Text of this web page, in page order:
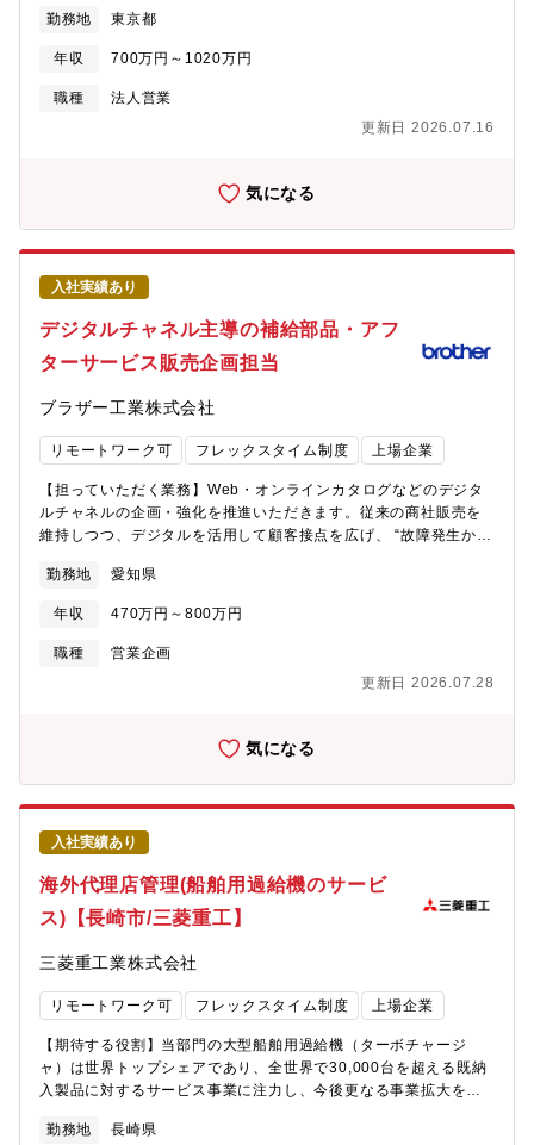
ーな対応や行動力を重視してきた当社だからこそ、「安全安心な
両立させることが出来ています。【働き方/福利厚生】■中途採用
有)■4年連続ベースアップ2023年4月には13,000円/月、2024年4
月には14,000円/月、2025年4月には15,000円/月、2026年4月に
時行っております。今後もより良い労働環境や成長環境の整備を
開拓を推進すべく、東日本営業部の中核を担う「営業部長クラ
ス」をお迎えします。【ミッション/業務内容】東日本エリアの営
業責任者として、大手小売・量販店との関係構築および売上拡大
をリードいただきます。単なる営業にとどまらず、戦略立案～顧
手量販店・GMS・スーパー各社との中長期的な関係構築・既存取
東日本エリアにおける営業戦略の推進・実行【配属組織】東日本
営業部【ポジションの魅力】■業界トップシェア商材強い商品力を
武器に、大手顧客とのビジネスをリード■プライム上場×急成長フ
ェーズ新工場稼働や販路拡大など変革フェーズに参画可能■裁量の
大きさ部長クラスとして戦略・営業・組織に影響力を発揮■長期的
な関係構築型営業単発ではなく、継続的に価値を発揮できる環境
【同社の特徴】～「大切なひとに、飲ませたいものだけを」をス
ローガンに、お客様の暮らしに寄り添う事業を推進～同社は1951
年創業のペットボトル飲料メーカーです。イオンや西友など大手
自のビジネスモデルで高品質、低価格を実現し、ミネラルウォー
ターの製造では業界トップシェアを誇ります。業績も好調で22年
12月には東証スタンダード市場へ上場、23年6月には東証プライ
を維持しております。創業70年以上が経過し、積み重ねてきた確
かな実績やノウハウがある一方、過去に執着しない自由な社内風
土があります。縦割りの組織運営ではなく、変化へのスピーディ
ーな対応や行動力を重視してきた当社だからこそ、「安全安心な
両立させることが出来ています。【働き方/福利厚生】■中途採用
有)■4年連続ベースアップ2023年4月には13,000円/月、2024年4
月には14,000円/月、2025年4月には15,000円/月、2026年4月に
時行っております。今後もより良い労働環境や成長環境の整備を
勤務地 東京都
年収 700万円～1020万円
職種
法人営業
更新日 2026.07.16
気になる
入社実績あり
デジタルチャネル主導の補給部品・アフ
ターサービス販売企画担当
ブラザー工業株式会社
リモートワーク可 フレックスタイム制度 上場企業
【担っていただく業務】Web・オンラインカタログなどのデジタ
ルチャネルの企画・強化を推進いただきます。従来の商社販売を
維持しつつ、デジタルを活用して顧客接点を広げ、 “故障発生から
だきます。 主業務 ・Webサイト/オンラインカタログの企画・改
善・運用方針策定 ・顧客が「探しやすい・注文しやすい」仕組み
の設計 ・デジタルマーケティングの活用（行動データ分析、情報
配信など） ・Web×商社のハイブリッド販売モデルの最適化 ・故
の基本的な販売企画、需要予測、価格戦略 ・国内倉庫/海外現法/
故障データを活用した販売機会創出【将来的なキャリアパス】
Web活用・オンラインチャネルの企画リーダー、 デジタルサービ
ス企画・新規ビジネス立ち上げ・補給部品・アフターサービスの
企画リーダー【仕事の進め方】 営業、サービス、技術、物流、商
社、海外現法（中国・インド）、その他地域の販売店と協働し、
Webを中心としたサービス強化施策を企画します。 「いかに早く
故障復旧するか（48時間以内）」を軸に、 デジタルチャネルでの
情報提供導線づくり、商社との連携強化、必要に応じた在庫企画
のサポートを行います。【組織ミッション】 Webを中核としたア
築 商社×Webチャネルのハイブリッド販売モデル最適化 国内外
（現法＋販売店）を含むアフターサービス網の最適化 継続収益向
上と顧客生産性向上への貢献【仕事の魅力・やりがい】 自らの企
ジタルチャネルを主軸に、事業を変革する役割を担えます 補給部
品・サービス・Web・データ分析の複合スキルが身につきます 海
外（中国・インドの現法＋販売店網）と協働し、グローバルに戦
略を推進できます【技術力】 技術部門・サービス部門と近く、工
勤務地 愛知県
年収 470万円～800万円
職種
営業企画
更新日 2026.07.28
気になる
入社実績あり
海外代理店管理(船舶用過給機のサービ
ス)【長崎市/三菱重工】
三菱重工業株式会社
リモートワーク可 フレックスタイム制度 上場企業
【期待する役割】当部門の大型船舶用過給機（ターボチャージ
ャ）は世界トップシェアであり、全世界で30,000台を超える既納
入製品に対するサービス事業に注力し、今後更なる事業拡大を目
世界33か国に65社の代理店（ARA：Authorized Repair Agent）
勤務地 長崎県